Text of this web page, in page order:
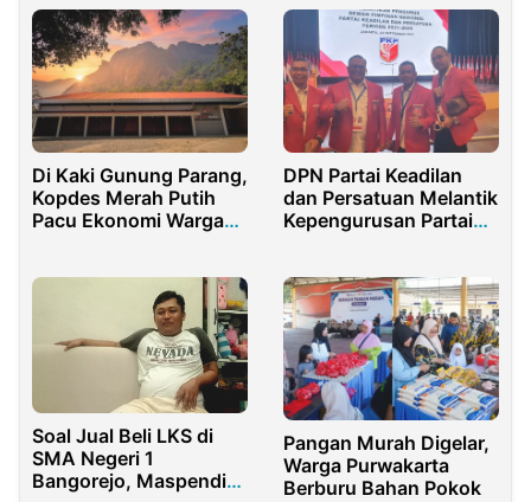
Di Kaki Gunung Parang,
Kopdes Merah Putih
Pacu Ekonomi Warga
DPN Partai Keadilan
dan Persatuan Melantik
Kepengurusan Partai
Soal Jual Beli LKS di
SMA Negeri 1
Bangorejo, Maspendik
Pangan Murah Digelar,
Warga Purwakarta
Berburu Bahan Pokok